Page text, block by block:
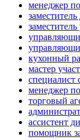
менеджер
кухонный
мастер
специалист
менеджер
торговый
ассистент
помощник